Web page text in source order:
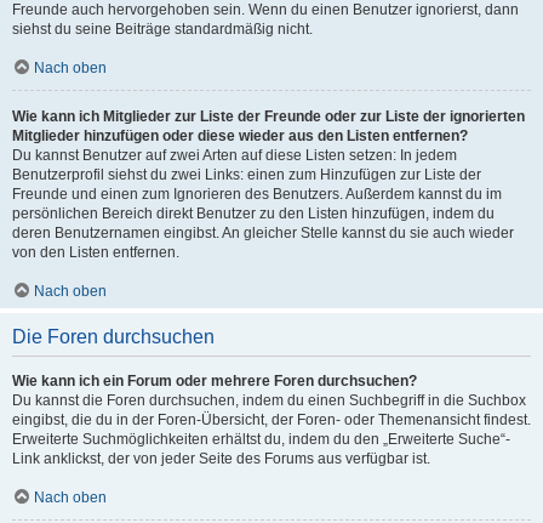
Freunde auch hervorgehoben sein. Wenn du einen Benutzer ignorierst, dann
siehst du seine Beiträge standardmäßig nicht.
Nach oben
Wie kann ich Mitglieder zur Liste der Freunde oder zur Liste der ignorierten
Mitglieder hinzufügen oder diese wieder aus den Listen entfernen?
Du kannst Benutzer auf zwei Arten auf diese Listen setzen: In jedem
Benutzerprofil siehst du zwei Links: einen zum Hinzufügen zur Liste der
Freunde und einen zum Ignorieren des Benutzers. Außerdem kannst du im
persönlichen Bereich direkt Benutzer zu den Listen hinzufügen, indem du
deren Benutzernamen eingibst. An gleicher Stelle kannst du sie auch wieder
von den Listen entfernen.
Nach oben
Die Foren durchsuchen
Wie kann ich ein Forum oder mehrere Foren durchsuchen?
Du kannst die Foren durchsuchen, indem du einen Suchbegriff in die Suchbox
eingibst, die du in der Foren-Übersicht, der Foren- oder Themenansicht findest.
Erweiterte Suchmöglichkeiten erhältst du, indem du den „Erweiterte Suche“-
Link anklickst, der von jeder Seite des Forums aus verfügbar ist.
Nach oben